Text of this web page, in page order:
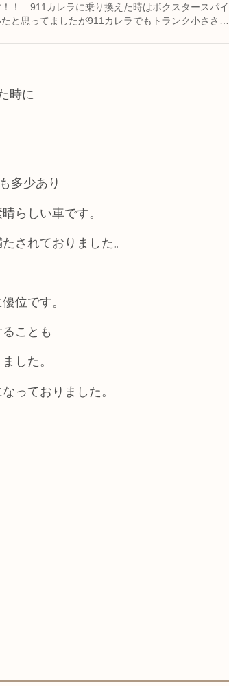
！ 911カレラに乗り換えた時はボクスタースパイ
と思ってましたが911カレラでもトランク小ささや
時に
多少あり
らしい車です。
されておりました。
位です。
ことも
した。
っておりました。